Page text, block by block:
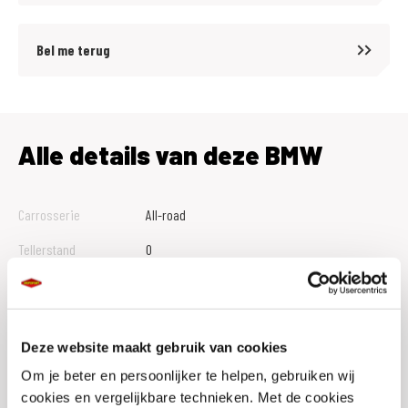
Deze website maakt gebruik van cookies
Om je beter en persoonlijker te helpen, gebruiken wij
cookies en vergelijkbare technieken. Met de cookies
- Kofferhouder links/rechts
- Comfort-berijderszadel
MotoPort Goes XXL
verkoop@motoportgoes.nl
Nobelweg 4, 4462 GK, Goes
Bel me terug
Alle details van deze BMW
Carrosserie
All-road
Tellerstand
0
Btw Marge
Vestiging
Goes
Conditie
Nieuw